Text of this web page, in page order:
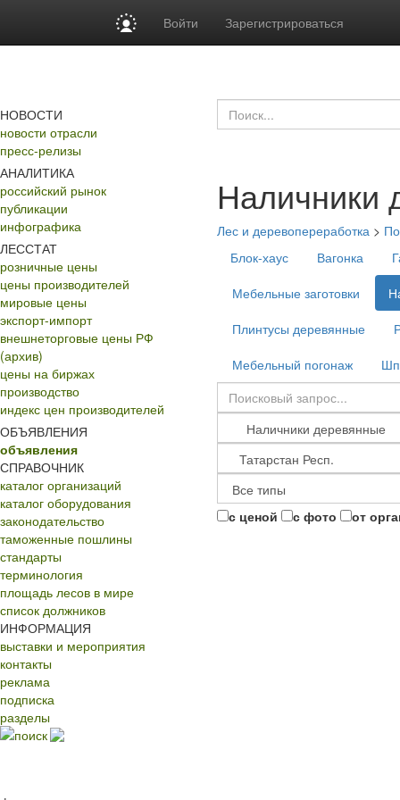
Войти Зарегистрироваться
НОВОСТИ
новости отрасли
пресс-релизы
АНАЛИТИКА
российский рынок
публикации
инфографика
ЛЕССТАТ
розничные цены
цены производителей
мировые цены
экспорт-импорт
внешнеторговые цены РФ
(архив)
цены на биржах
производство
индекс цен производителей
ОБЪЯВЛЕНИЯ
объявления
СПРАВОЧНИК
каталог организаций
каталог оборудования
законодательство
таможенные пошлины
стандарты
терминология
площадь лесов в мире
список должников
ИНФОРМАЦИЯ
выставки и мероприятия
контакты
реклама
подписка
разделы
поиск
Наличники
Лес и деревопереработка >
Блок-хаус
Вагонка
Мебельные заготовки
Плинтусы деревянные
Мебельный погонаж
с ценой с фото от